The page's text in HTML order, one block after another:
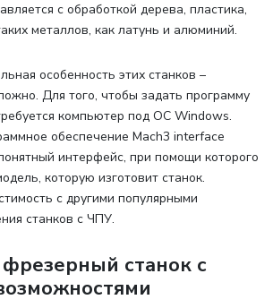
с обработкой дерева, пластика,
металлов, как латунь и алюминий.
особенность этих станков –
Для того, чтобы задать программу
компьютер под ОС Windows.
обеспечение Mach3 interface
интерфейс, при помощи которого
которую изготовит станок.
с другими популярными
станков с ЧПУ.
станок с